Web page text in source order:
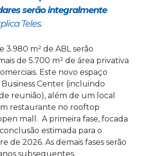
serão integralmente
Teles.
3.980 m² de ABL serão
de 5.700 m² de área privativa
Este novo espaço
Center (incluindo
reunião), além de um local
restaurante no rooftop
mall. A primeira fase, focada
estimada para o
de 2026. As demais fases serão
subsequentes.